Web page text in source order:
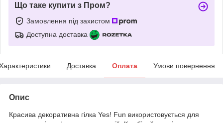
Що таке купити з Пром?
Замовлення під захистом
Доступна доставка
Доставка Оплата Умови повернення
Опис
Красива декоративна гілка Yes! Fun використовується для